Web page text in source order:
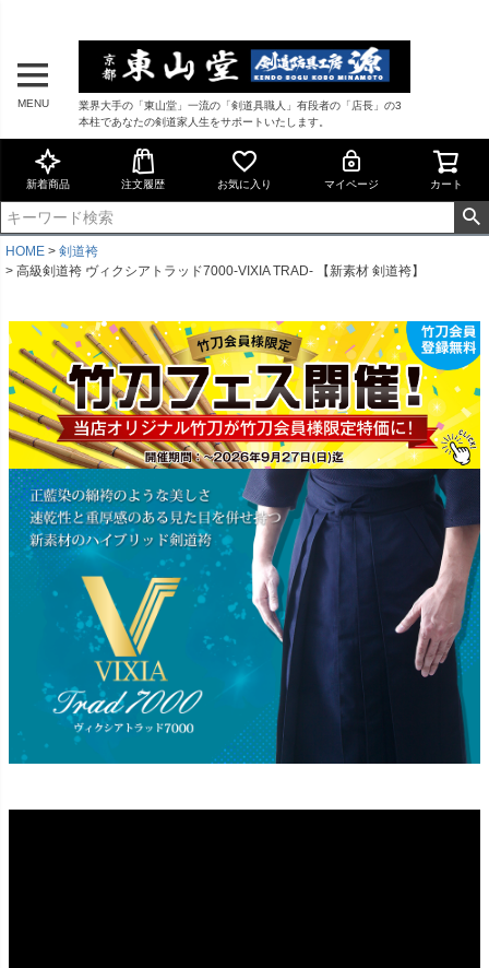
MENU
業界大手の「東山堂」一流の「剣道具職人」有段者の「店長」の3
本柱であなたの剣道家人生をサポートいたします。
新着商品 注文履歴 お気に入り マイページ カート
HOME
剣道袴
高級剣道袴 ヴィクシアトラッド7000-VIXIA TRAD- 【新素材 剣道袴】